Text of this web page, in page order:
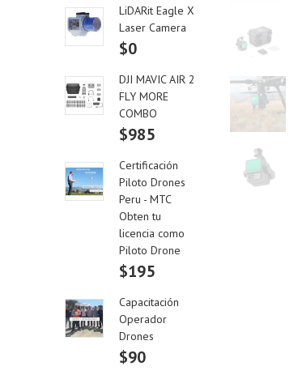
LiDARit Eagle X
Laser Camera
$0
DJI MAVIC AIR 2
FLY MORE
COMBO
$985
Certificación
Piloto Drones
Peru - MTC
Obten tu
licencia como
Piloto Drone
$195
Capacitación
Operador
Drones
$90